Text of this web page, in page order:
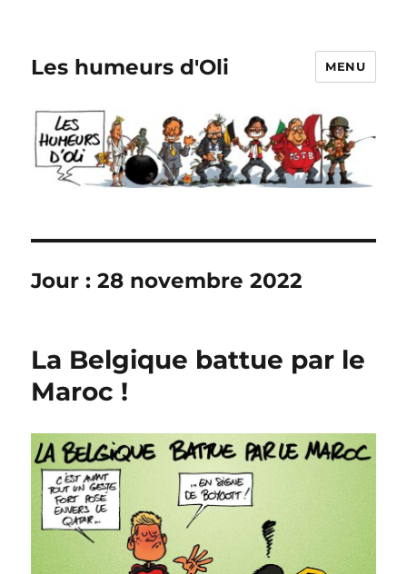
Les humeurs d'Oli MENU
Jour :28 novembre 2022
La Belgique battue par le
Maroc !